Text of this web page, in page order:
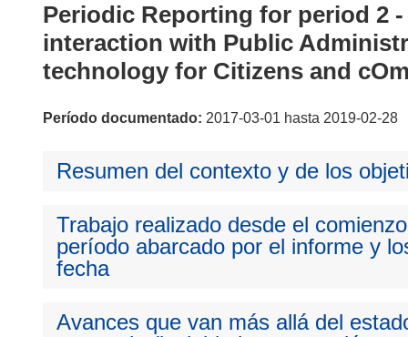
Periodic Reporting for period 2
interaction with Public
technology for Citizens and
Período documentado: 2017-03-01 hasta 2019-02-28
Resumen del contexto y de los
Trabajo realizado desde el
período abarcado por el informe y
fecha
Avances que van más allá del